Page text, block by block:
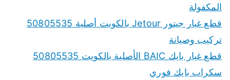
المكفولة
قطع غيار جيتور Jetour بالكويت أصلية 50805535
تركيب وصيانة
قطع غيار بايك BAIC الأصلية بالكويت 50805535
سكراب بايك فوري